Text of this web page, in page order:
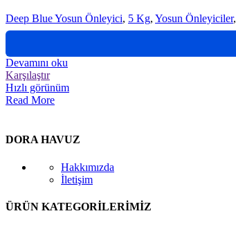
Deep Blue Yosun Önleyici, 5 Kg, Yosun Önleyiciler,
Devamını oku
Karşılaştır
Hızlı görünüm
Read More
DORA HAVUZ
Hakkımızda
İletişim
ÜRÜN KATEGORİLERİMİZ